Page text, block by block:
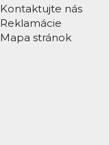
Kontaktujte nás
Reklamácie
Mapa stránok